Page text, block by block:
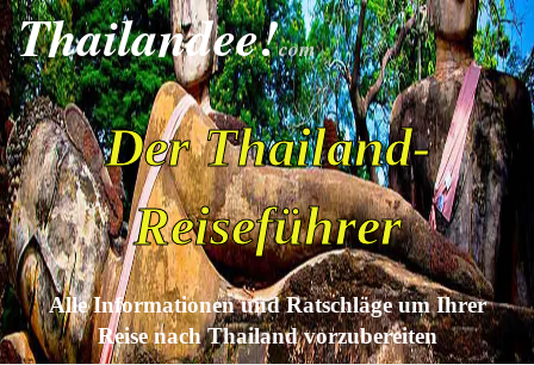
Thailandee!com
Der Thailand-
Reiseführer
Alle Informationen und Ratschläge um Ihrer
Reise nach Thailand vorzubereiten